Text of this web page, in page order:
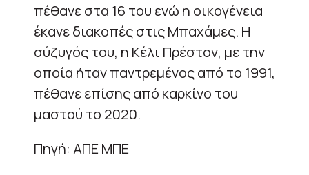
πέθανε στα 16 του ενώ η οικογένεια
έκανε διακοπές στις Μπαχάμες. Η
σύζυγός του, η Κέλι Πρέστον, με την
οποία ήταν παντρεμένος από το 1991,
πέθανε επίσης από καρκίνο του
μαστού το 2020.
Πηγή: ΑΠΕ ΜΠΕ